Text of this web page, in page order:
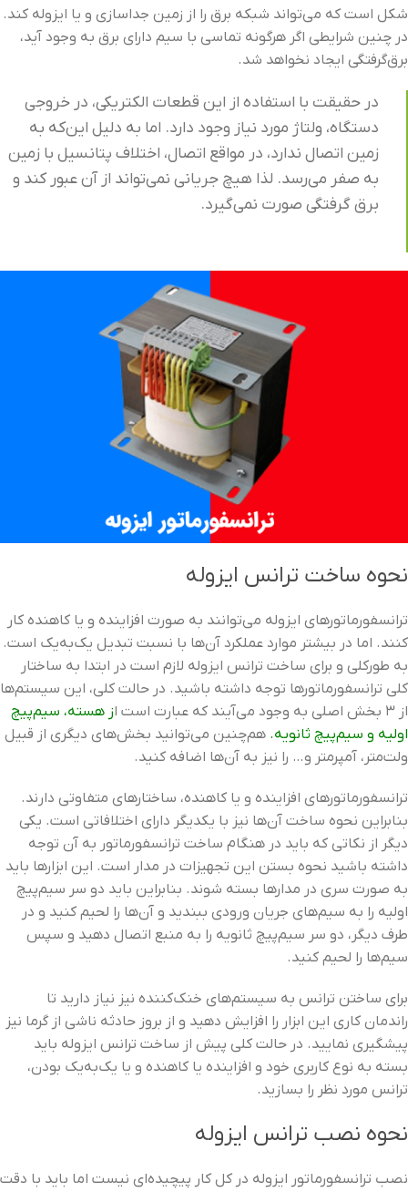
شکل است که می‌تواند شبکه برق را از زمین جداسازی و یا ایزوله کند.
در چنین شرایطی اگر هرگونه تماسی با سیم دارای برق به وجود آید،
برق‌گرفتگی ایجاد نخواهد شد.
در حقیقت با استفاده از این قطعات الکتریکی، در خروجی
دستگاه، ولتاژ مورد نیاز وجود دارد. اما به دلیل این‌که به
زمین اتصال ندارد، در مواقع اتصال، اختلاف پتانسیل با زمین
به صفر می‌رسد. لذا هیچ جریانی نمی‌تواند از آن عبور کند و
برق گرفتگی صورت نمی‌گیرد.
نحوه ساخت ترانس ایزوله
ترانسفورماتورهای ایزوله می‌توانند به‌ صورت افزاینده و یا کاهنده کار
کنند. اما در بیشتر موارد عملکرد آن‌ها با نسبت تبدیل یک‌به‌یک است.
به‌ طورکلی و برای ساخت ترانس ایزوله لازم است در ابتدا به ساختار
کلی ترانسفورماتورها توجه داشته باشید. در حالت کلی، این سیستم‌ها
از ۳ بخش اصلی به وجود می‌آیند که عبارت است ا
ز هسته، سیم‌پیچ
اولیه و سیم‌پیچ ثانویه. هم‌چنین می‌توانید بخش‌های دیگری از قبیل
ولت‌متر، آمپرمتر و… را نیز به آن‌ها اضافه کنید.
ترانسفورماتورهای افزاینده و یا کاهنده، ساختارهای متفاوتی دارند.
بنابراین نحوه ساخت آن‌ها نیز با یکدیگر دارای اختلافاتی است. یکی
دیگر از نکاتی که باید در هنگام ساخت ترانسفورماتور به آن توجه
داشته باشید نحوه بستن این تجهیزات در مدار است. این ابزارها باید
به‌ صورت سری در مدارها بسته شوند. بنابراین باید دو سر سیم‌پیچ
اولیه را به سیم‌های جریان ورودی ببندید و آن‌ها را لحیم کنید و در
طرف دیگر، دو سر سیم‌پیچ ثانویه را به منبع اتصال دهید و سپس
سیم‌ها را لحیم کنید.
برای ساختن ترانس به سیستم‌های خنک‌کننده نیز نیاز دارید تا
راندمان کاری این ابزار را افزایش دهید و از بروز حادثه ناشی از گرما نیز
پیشگیری نمایید. در حالت کلی پیش‌ از ساخت ترانس ایزوله باید
بسته به نوع کاربری خود و افزاینده یا کاهنده و یا یک‌به‌یک بودن،
ترانس مورد نظر را بسازید.
نحوه نصب ترانس ایزوله
نصب ترانسفورماتور ایزوله در کل کار پیچیده‌ای نیست اما باید با دقت